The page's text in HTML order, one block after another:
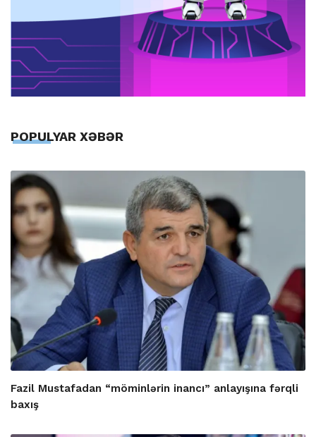
POPULYAR XƏBƏR
Fazil Mustafadan “möminlərin inancı” anlayışına fərqli
baxış